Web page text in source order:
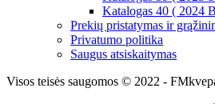
Katalogas 40 ( 2024
Prekių pristatymas ir
Privatumo politika
Saugus atsiskaitymas
Visos teisės saugomos © 2022 -